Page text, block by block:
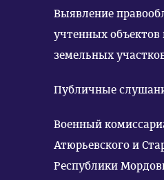
Выявление
учтенных
земельных
Публичные
Военный
Атюрьевского и
Республики